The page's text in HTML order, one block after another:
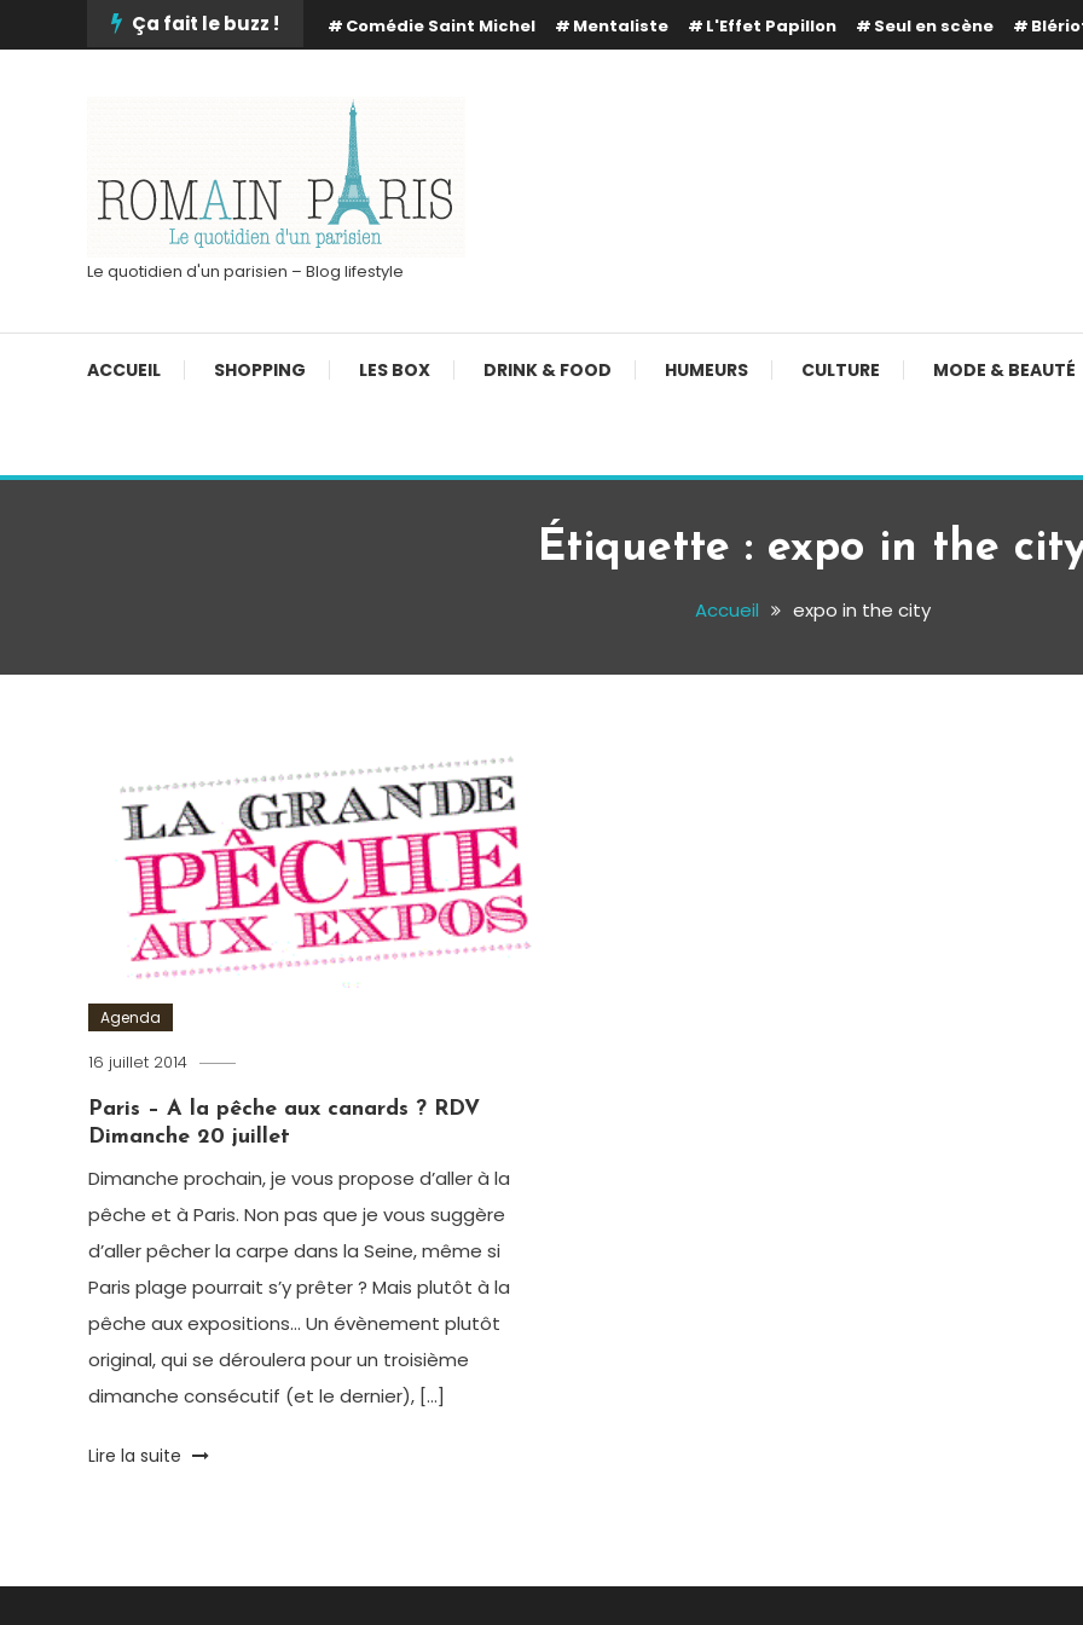
To
Ça fait le buzz ! Comédie Saint Michel Mentaliste L'Effet Papillon Seul en scène
Le quotidien d'un parisien – Blog lifestyle
ACCUEIL SHOPPING LES BOX DRINK & FOOD HUMEURS CULTURE MODE & BEAUTÉ
Étiquette : expo in the
Accueil expo in the city
Agenda
16 juillet 2014
Paris
Paris – A la pêche aux canards ? RDV
Dimanche 20 juillet
Dimanche prochain, je vous propose d’aller à la
pêche et à Paris. Non pas que je vous suggère
d’aller pêcher la carpe dans la Seine, même si
Paris plage pourrait s’y prêter ? Mais plutôt à la
pêche aux expositions… Un évènement plutôt
original, qui se déroulera pour un troisième
dimanche consécutif (et le dernier), […]
Tagged
the
Lire la suite